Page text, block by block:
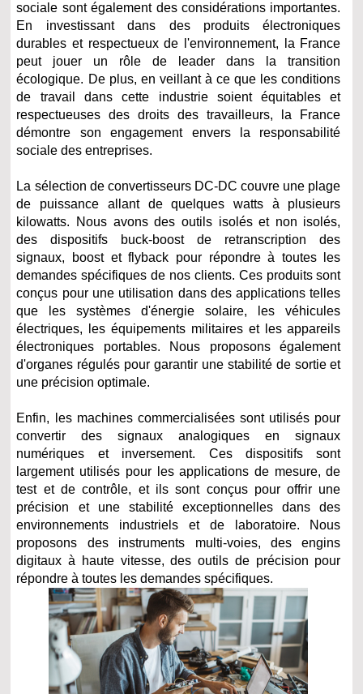
sociale sont également des considérations importantes.
En investissant dans des produits électroniques
durables et respectueux de l'environnement, la France
peut jouer un rôle de leader dans la transition
écologique. De plus, en veillant à ce que les conditions
de travail dans cette industrie soient équitables et
respectueuses des droits des travailleurs, la France
démontre son engagement envers la responsabilité
sociale des entreprises.
La sélection de convertisseurs DC-DC couvre une plage
de puissance allant de quelques watts à plusieurs
kilowatts. Nous avons des outils isolés et non isolés,
des dispositifs buck-boost de retranscription des
signaux, boost et flyback pour répondre à toutes les
demandes spécifiques de nos clients. Ces produits sont
conçus pour une utilisation dans des applications telles
que les systèmes d'énergie solaire, les véhicules
électriques, les équipements militaires et les appareils
électroniques portables. Nous proposons également
d'organes régulés pour garantir une stabilité de sortie et
une précision optimale.
Enfin, les machines commercialisées sont utilisés pour
convertir des signaux analogiques en signaux
numériques et inversement. Ces dispositifs sont
largement utilisés pour les applications de mesure, de
test et de contrôle, et ils sont conçus pour offrir une
précision et une stabilité exceptionnelles dans des
environnements industriels et de laboratoire. Nous
proposons des instruments multi-voies, des engins
digitaux à haute vitesse, des outils de précision pour
répondre à toutes les demandes spécifiques.